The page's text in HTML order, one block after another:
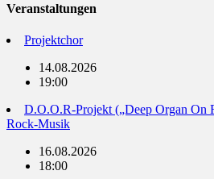
Veranstaltungen
Projektchor
14.08.2026
19:00
D.O.O.R-Projekt („Deep Organ On
Rock-Musik
16.08.2026
18:00